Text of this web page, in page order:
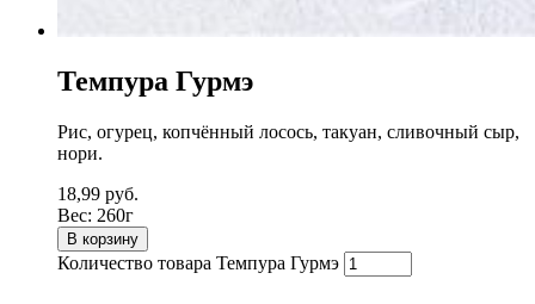
Темпура Гурмэ
Рис, огурец, копчённый лосось, такуан, сливочный сыр,
нори.
18,99 руб.
Вес: 260г
В корзину
Количество товара Темпура Гурмэ